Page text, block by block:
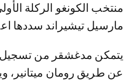
منتخب الكونغو الركلة
مارسيل تيشيراند سددها
يتمكن مدغشقر من تسجيل
عن طريق رومان ميتانير،